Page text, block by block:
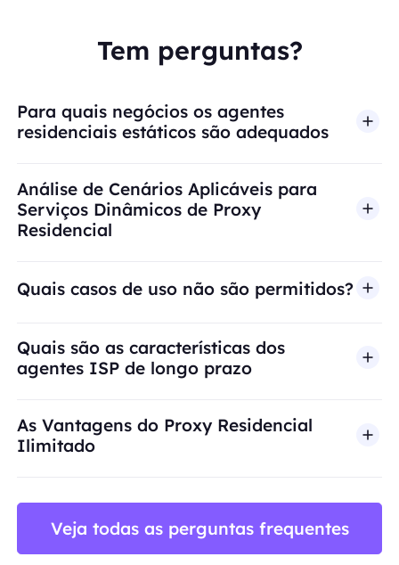
Tem perguntas?
Para quais negócios os agentes
residenciais estáticos são adequados
Análise de Cenários Aplicáveis para
Serviços Dinâmicos de Proxy
Residencial
Quais casos de uso não são permitidos?
A BestProxy não oferece suporte a fraude,
Quais são as características dos
agentes ISP de longo prazo
As Vantagens do Proxy Residencial
Ilimitado
Veja todas as perguntas frequentes